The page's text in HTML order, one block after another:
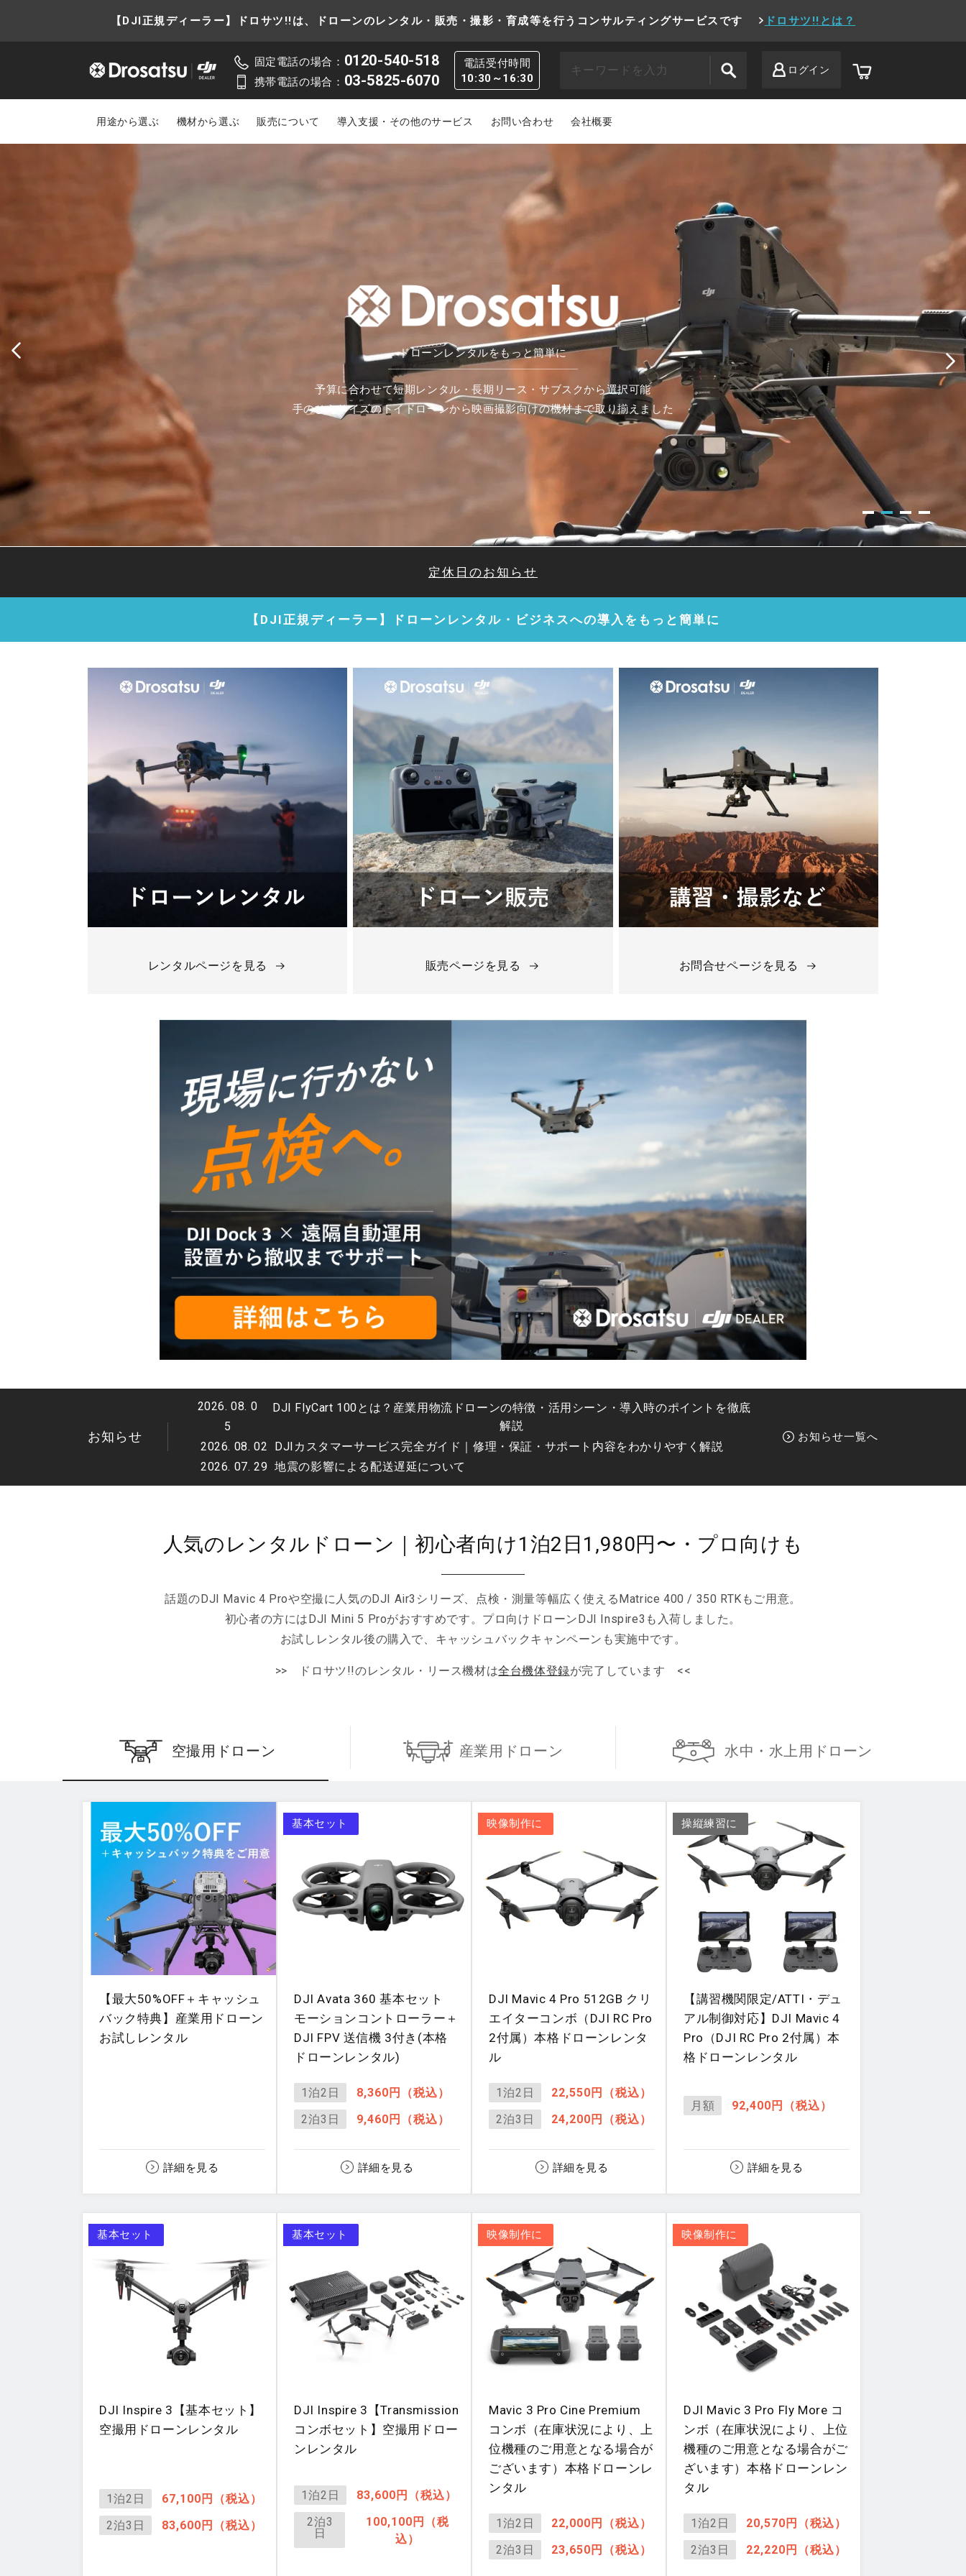
【DJI正規ディーラー】ドロサツ!!は、ドローンのレンタル・販売・撮影・育成等を行うコンサルティングサービスです ドロサツ!!とは？
固定電話の場合： 0120-540-518
携帯電話の場合： 03-5825-6070
電話受付時間
10:30～16:30
ログイン
用途から選ぶ 機材から選ぶ 販売について 導入支援・その他のサービス お問い合わせ 会社概要
ドローンレンタルをもっと簡単に
予算に合わせて短期レンタル・長期リース・サブスクから選択可能
手のひらサイズのトイドローンから映画撮影向けの機材まで取り揃えました
定休日のお知らせ
【DJI正規ディーラー】ドローンレンタル・ビジネスへの導入をもっと簡単に
レンタルページを見る 販売ページを見る お問合せページを見る
お知らせ
2026. 08. 0
5
DJI FlyCart 100とは？産業用物流ドローンの特徴・活用シーン・導入時のポイントを徹底
解説
2026. 08. 02
DJIカスタマーサービス完全ガイド｜修理・保証・サポート内容をわかりやすく解説
2026. 07. 29 地震の影響による配送遅延について
お知らせ一覧へ
人気のレンタルドローン｜初心者向け1泊2日1,980円〜・プロ向けも
話題のDJI Mavic 4 Proや空撮に人気のDJI Air3シリーズ、点検・測量等幅広く使えるMatrice 400 / 350 RTKもご用意。
初心者の方にはDJI Mini 5 Proがおすすめです。プロ向けドローンDJI Inspire3も入荷しました。
お試しレンタル後の購入で、キャッシュバックキャンペーンも実施中です。
>> ドロサツ!!のレンタル・リース機材は全台機体登録が完了しています <<
空撮用 ドローン 産業用 ドローン 水中・水上用 ドローン
【最大50%OFF＋キャッシュ
バック特典】産業用ドローン
お試しレンタル
詳細を見る
基本セット
DJI Avata 360 基本セット
モーションコントローラー＋
DJI FPV 送信機 3付き(本格
ドローンレンタル)
1泊2日
8,360円（税込）
2泊3日
9,460円（税込）
詳細を見る
映像制作に
DJI Mavic 4 Pro 512GB クリ
エイターコンボ（DJI RC Pro
2付属）本格ドローンレンタ
ル
1泊2日
22,550円（税込）
2泊3日
24,200円（税込）
詳細を見る
操縦練習に
【講習機関限定/ATTI・デュ
アル制御対応】DJI Mavic 4
Pro（DJI RC Pro 2付属）本
格ドローンレンタル
月額 92,400 円（税込）
詳細を見る
基本セット
DJI Inspire 3【基本セット】
空撮用ドローンレンタル
1泊2日
67,100円（税込）
2泊3日
83,600円（税込）
基本セット
DJI Inspire 3【Transmission
コンボセット】空撮用ドロー
ンレンタル
1泊2日
83,600円（税込）
2泊3
日
100,100円（税
込）
映像制作に
Mavic 3 Pro Cine Premium
コンボ（在庫状況により、上
位機種のご用意となる場合が
ございます）本格ドローンレ
ンタル
1泊2日
22,000円（税込）
2泊3日
23,650円（税込）
映像制作に
DJI Mavic 3 Pro Fly More コ
ンボ（在庫状況により、上位
機種のご用意となる場合がご
ざいます）本格ドローンレン
タル
1泊2日
20,570円（税込）
2泊3日
22,220円（税込）